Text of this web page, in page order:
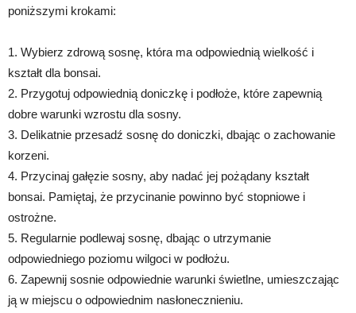
poniższymi krokami:
1. Wybierz zdrową sosnę, która ma odpowiednią wielkość i
kształt dla bonsai.
2. Przygotuj odpowiednią doniczkę i podłoże, które zapewnią
dobre warunki wzrostu dla sosny.
3. Delikatnie przesadź sosnę do doniczki, dbając o zachowanie
korzeni.
4. Przycinaj gałęzie sosny, aby nadać jej pożądany kształt
bonsai. Pamiętaj, że przycinanie powinno być stopniowe i
ostrożne.
5. Regularnie podlewaj sosnę, dbając o utrzymanie
odpowiedniego poziomu wilgoci w podłożu.
6. Zapewnij sosnie odpowiednie warunki świetlne, umieszczając
ją w miejscu o odpowiednim nasłonecznieniu.